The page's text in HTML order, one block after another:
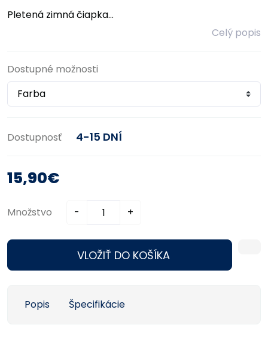
Pletená zimná čiapka...
Celý popis
Dostupné možnosti
Dostupnosť 4-15 DNÍ
15,90€
Množstvo - +
VLOŽIŤ DO KOŠÍKA
Popis Špecifikácie